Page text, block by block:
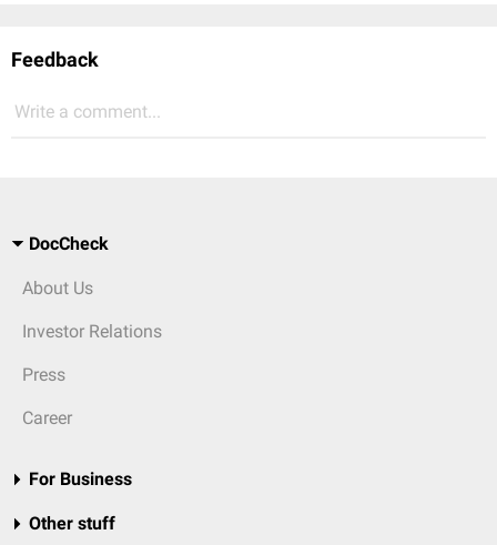
Feedback
Write a comment...
DocCheck
About Us
Investor Relations
Press
Career
For Business
Other stuff